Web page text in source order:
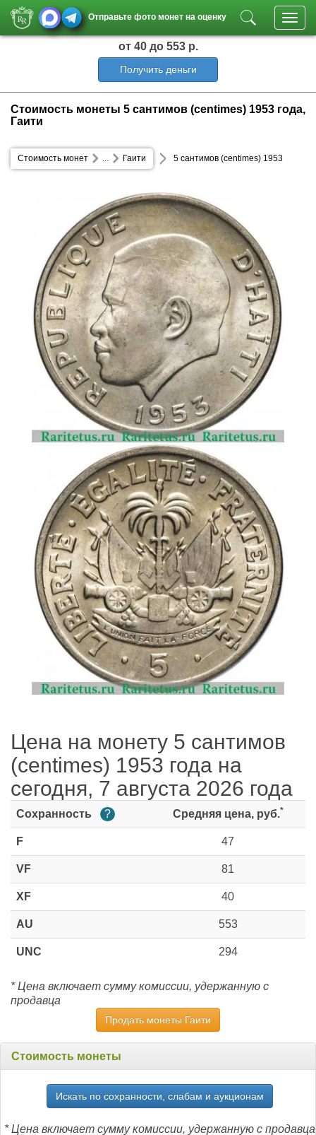
Отправьте фото монет на оценку
от 40 до 553 р.
Получить деньги
Стоимость монеты 5 сантимов (centimes) 1953 года,
Гаити
Стоимость монет Гаити
... 5 сантимов (centimes) 1953
Цена на монету 5 сантимов
(centimes) 1953 года на
сегодня, 7 августа 2026 года
Сохранность ? Средняя цена, руб.*
F 47
VF 81
XF 40
AU 553
UNC 294
* Цена включает сумму комиссии, удержанную с
продавца
Продать монеты Гаити
Стоимость монеты
Искать по сохранности, слабам и аукционам
* Цена включает сумму комиссии, удержанную с продавца